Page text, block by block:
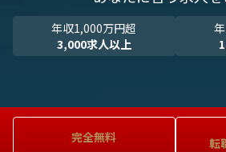
年収1,000万円超
3,000求人以上
完全無料
転